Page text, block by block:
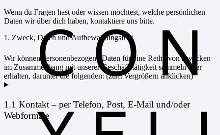
Wenn du Fragen hast oder wissen möchtest, welche persönlichen
Daten wir über dich haben, kontaktiere uns bitte.
1. Zweck, Daten und Aufbewahrungsfrist
Wir können personenbezogene Daten für eine Reihe von Zwecken
im Zusammenhang mit unserer Geschäftstätigkeit sammeln oder
erhalten, darunter die folgenden: (zum Vergrößern anklicken)
1.1 Kontakt – per Telefon, Post, E-Mail und/oder
Webformate